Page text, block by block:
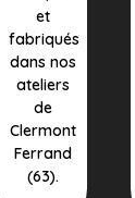
et
fabriqués
dans nos
ateliers
de
Clermont
Ferrand
(63).